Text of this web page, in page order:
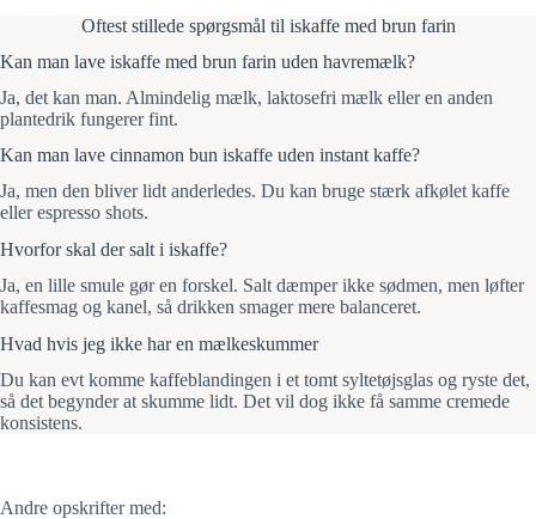
Oftest stillede spørgsmål til iskaffe med brun farin
Kan man lave iskaffe med brun farin uden havremælk?
Ja, det kan man. Almindelig mælk, laktosefri mælk eller en anden
plantedrik fungerer fint.
Kan man lave cinnamon bun iskaffe uden instant kaffe?
Ja, men den bliver lidt anderledes. Du kan bruge stærk afkølet kaffe
eller espresso shots.
Hvorfor skal der salt i iskaffe?
Ja, en lille smule gør en forskel. Salt dæmper ikke sødmen, men løfter
kaffesmag og kanel, så drikken smager mere balanceret.
Hvad hvis jeg ikke har en mælkeskummer
Du kan evt komme kaffeblandingen i et tomt syltetøjsglas og ryste det,
så det begynder at skumme lidt. Det vil dog ikke få samme cremede
konsistens.
Andre opskrifter med: